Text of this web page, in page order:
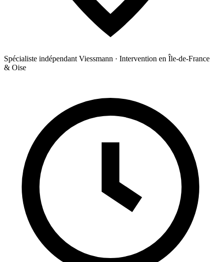
Spécialiste indépendant Viessmann · Intervention en Île-de-France
& Oise